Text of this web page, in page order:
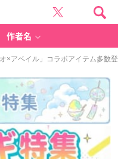
作者名
×アベイル」コラボアイテム多数